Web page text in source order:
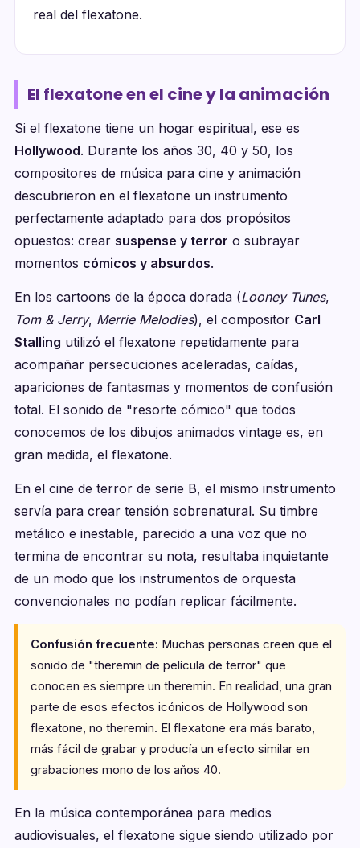
real del flexatone.
El flexatone en el cine y la animación
Si el flexatone tiene un hogar espiritual, ese es
Hollywood. Durante los años 30, 40 y 50, los
compositores de música para cine y animación
descubrieron en el flexatone un instrumento
perfectamente adaptado para dos propósitos
opuestos: crear suspense y terror o subrayar
momentos cómicos y absurdos.
En los cartoons de la época dorada (Looney Tunes,
Tom & Jerry, Merrie Melodies), el compositor Carl
Stalling utilizó el flexatone repetidamente para
acompañar persecuciones aceleradas, caídas,
apariciones de fantasmas y momentos de confusión
total. El sonido de "resorte cómico" que todos
conocemos de los dibujos animados vintage es, en
gran medida, el flexatone.
En el cine de terror de serie B, el mismo instrumento
servía para crear tensión sobrenatural. Su timbre
metálico e inestable, parecido a una voz que no
termina de encontrar su nota, resultaba inquietante
de un modo que los instrumentos de orquesta
convencionales no podían replicar fácilmente.
Confusión frecuente: Muchas personas creen que el
sonido de "theremin de película de terror" que
conocen es siempre un theremin. En realidad, una gran
parte de esos efectos icónicos de Hollywood son
flexatone, no theremin. El flexatone era más barato,
más fácil de grabar y producía un efecto similar en
grabaciones mono de los años 40.
En la música contemporánea para medios
audiovisuales, el flexatone sigue siendo utilizado por